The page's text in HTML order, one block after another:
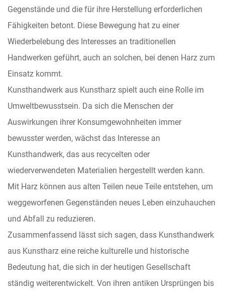
Gegenstände und die für ihre Herstellung erforderlichen
Fähigkeiten betont. Diese Bewegung hat zu einer
Wiederbelebung des Interesses an traditionellen
Handwerken geführt, auch an solchen, bei denen Harz zum
Einsatz kommt.
Kunsthandwerk aus Kunstharz spielt auch eine Rolle im
Umweltbewusstsein. Da sich die Menschen der
Auswirkungen ihrer Konsumgewohnheiten immer
bewusster werden, wächst das Interesse an
Kunsthandwerk, das aus recycelten oder
wiederverwendeten Materialien hergestellt werden kann.
Mit Harz können aus alten Teilen neue Teile entstehen, um
weggeworfenen Gegenständen neues Leben einzuhauchen
und Abfall zu reduzieren.
Zusammenfassend lässt sich sagen, dass Kunsthandwerk
aus Kunstharz eine reiche kulturelle und historische
Bedeutung hat, die sich in der heutigen Gesellschaft
ständig weiterentwickelt. Von ihren antiken Ursprüngen bis